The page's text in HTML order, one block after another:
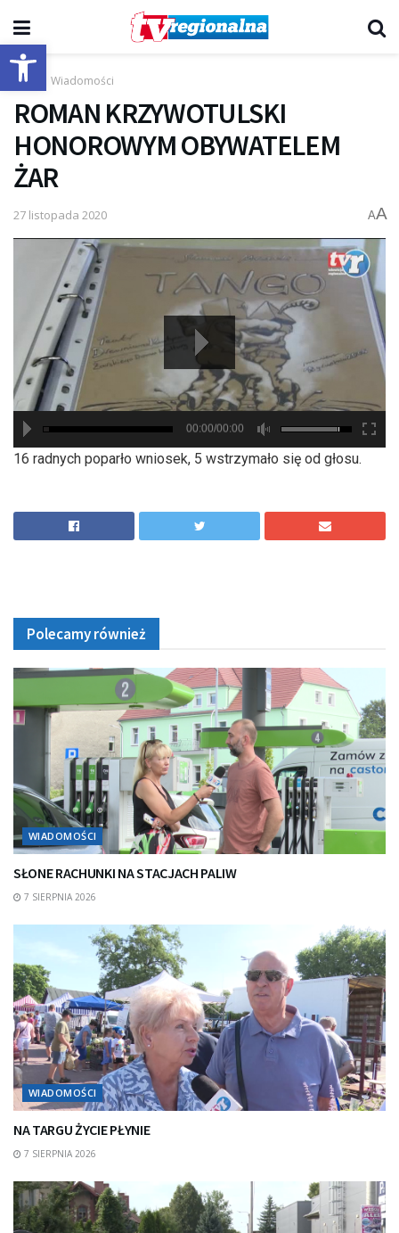
Otwórz pasek narzędzi
Start Wiadomości
ROMAN KRZYWOTULSKI
HONOROWYM OBYWATELEM
ŻAR
27 listopada 2020 AA
hd2880
hd2160
hd2160
hd1440
highres
hd1080
hd720
large
medium
small
tiny
00:00/00:00
16 radnych poparło wniosek, 5 wstrzymało się od głosu.
Polecamy również
WIADOMOŚCI
SŁONE RACHUNKI NA STACJACH PALIW
7 SIERPNIA 2026
WIADOMOŚCI
NA TARGU ŻYCIE PŁYNIE
7 SIERPNIA 2026